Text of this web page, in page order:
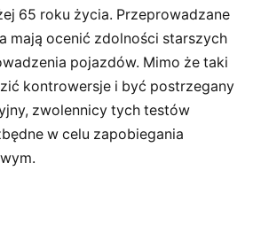
65 roku życia. Przeprowadzane
mają ocenić zdolności starszych
pojazdów. Mimo że taki
kontrowersje i być postrzegany
zwolennicy tych testów
w celu zapobiegania